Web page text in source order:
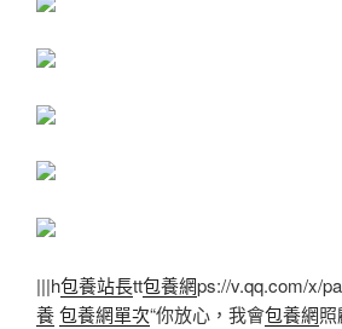
|||h包養站長tt包養網ps://v.qq.com/x/
養包養網單次“你放心，我會包養網